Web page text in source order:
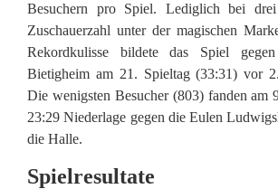
Besuchern pro Spiel. Lediglich bei
Zuschauerzahl unter der magischen
Rekordkulisse bildete das Spiel
Bietigheim am 21. Spieltag (33:31) vor
Die wenigsten Besucher (803) fanden am
23:29 Niederlage gegen die Eulen
die Halle.
Spielresultate